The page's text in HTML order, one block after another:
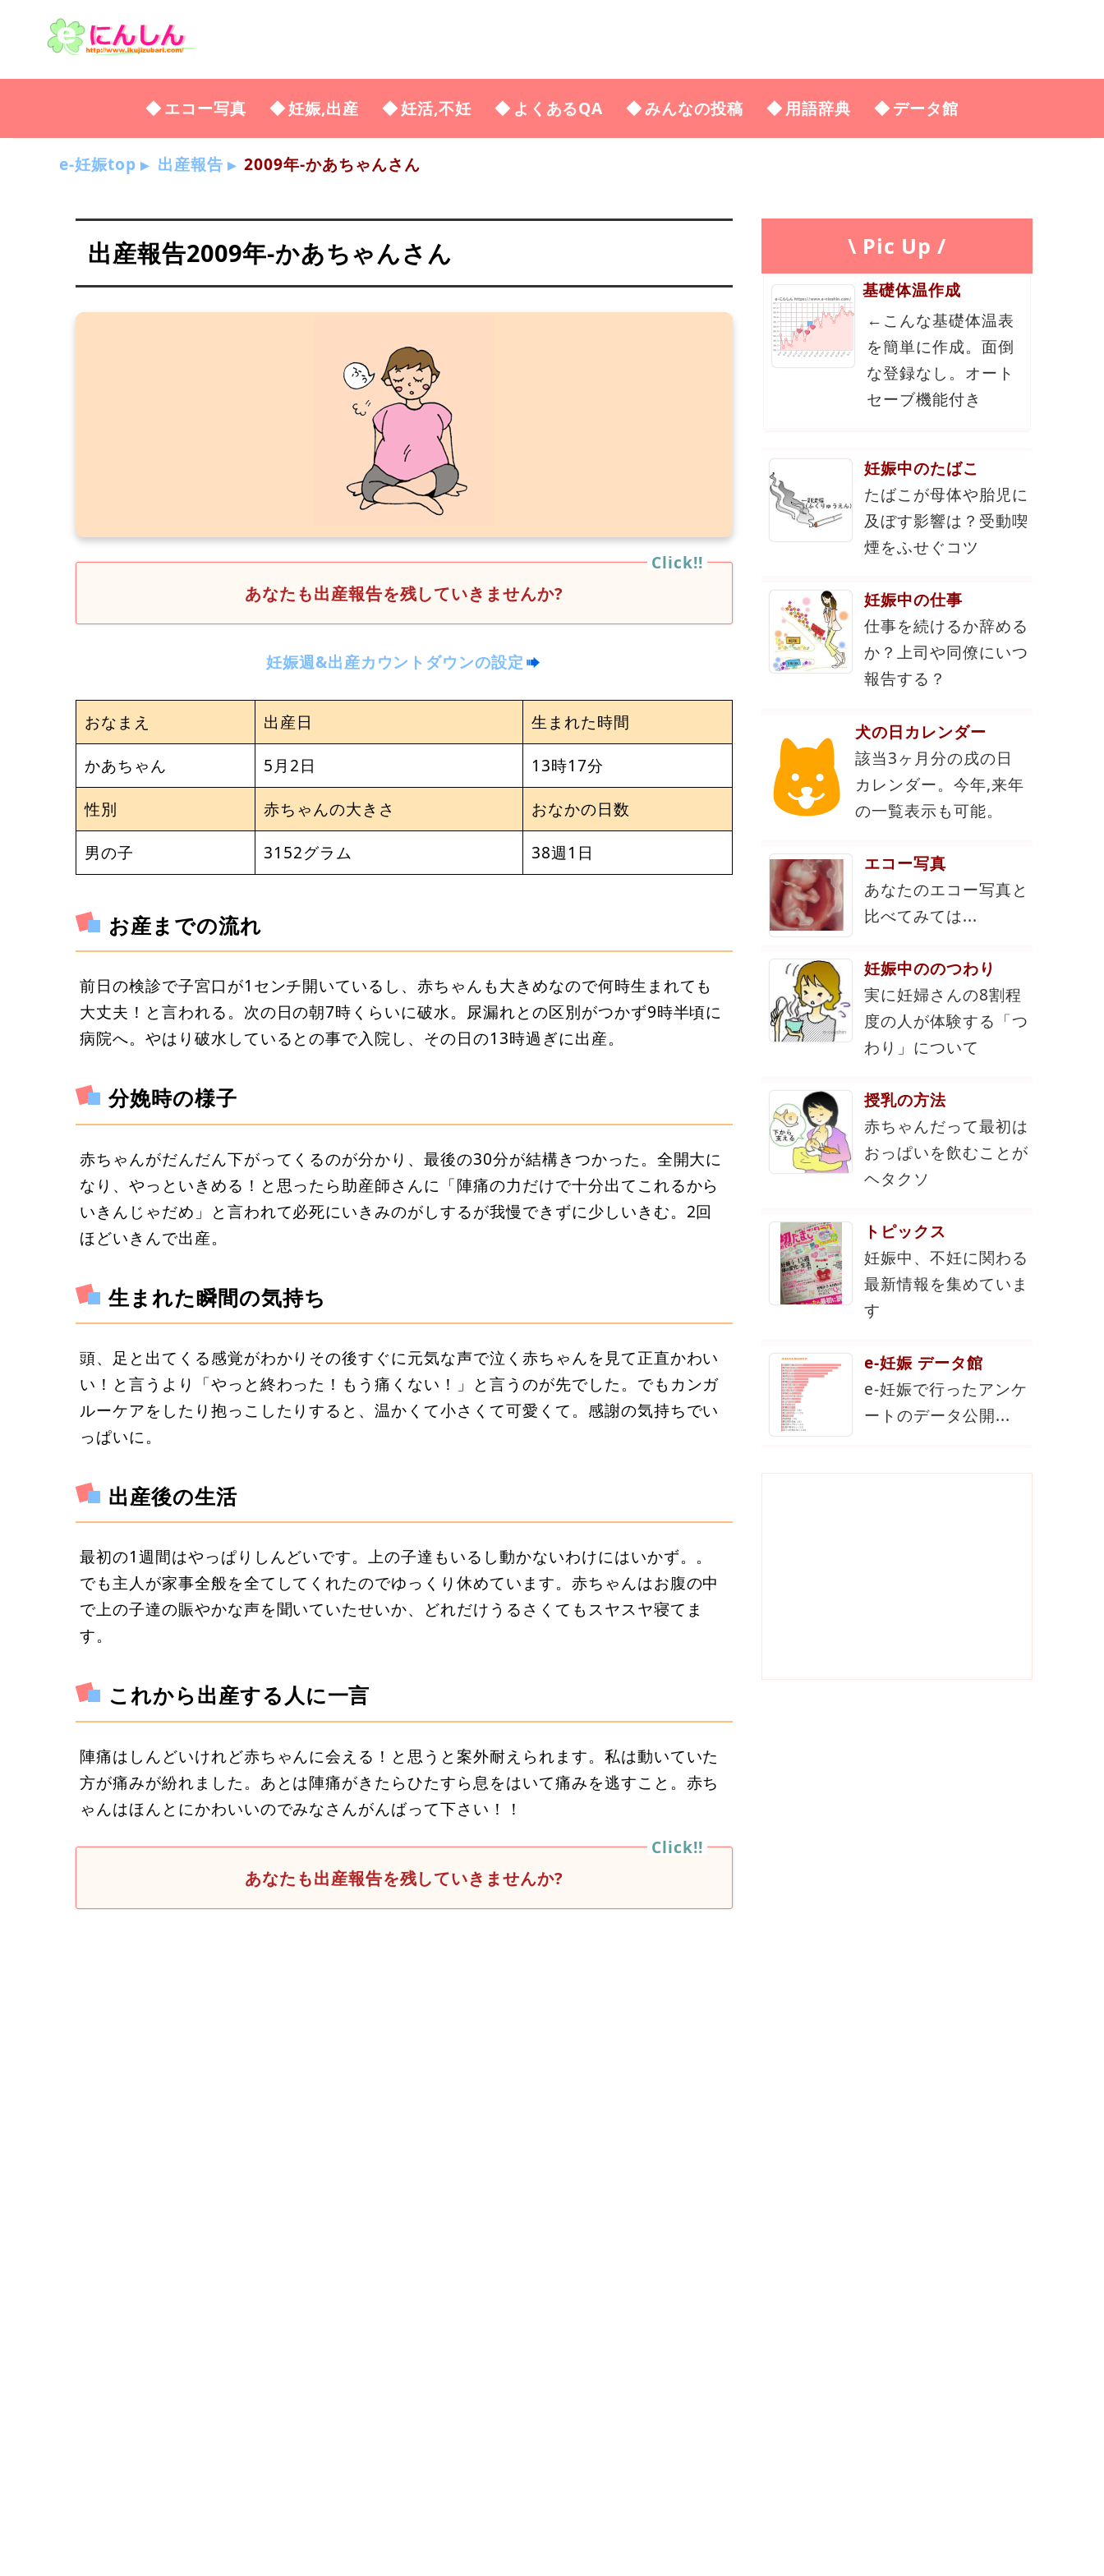
エコー写真 妊娠,出産 妊活,不妊 よくあるQA みんなの投稿 用語辞典 データ館
e-妊娠top 出産報告 2009年-かあちゃんさん
出産報告2009年-かあちゃんさん
あなたも出産報告を残していきませんか?
妊娠週&出産カウントダウンの設定
おなまえ 出産日
生まれた時間
かあちゃん
5月2日
13時17分
性別
赤ちゃんの大きさ
おなかの日数
男の子
3152グラム 38週1日
お産までの流れ
前日の検診で子宮口が1センチ開いているし、赤ちゃんも大きめなので何時生まれても
大丈夫！と言われる。次の日の朝7時くらいに破水。尿漏れとの区別がつかず9時半頃に
病院へ。やはり破水しているとの事で入院し、その日の13時過ぎに出産。
分娩時の様子
赤ちゃんがだんだん下がってくるのが分かり、最後の30分が結構きつかった。全開大に
なり、やっといきめる！と思ったら助産師さんに「陣痛の力だけで十分出てこれるから
いきんじゃだめ」と言われて必死にいきみのがしするが我慢できずに少しいきむ。2回
ほどいきんで出産。
生まれた瞬間の気持ち
頭、足と出てくる感覚がわかりその後すぐに元気な声で泣く赤ちゃんを見て正直かわい
い！と言うより「やっと終わった！もう痛くない！」と言うのが先でした。でもカンガ
ルーケアをしたり抱っこしたりすると、温かくて小さくて可愛くて。感謝の気持ちでい
っぱいに。
出産後の生活
最初の1週間はやっぱりしんどいです。上の子達もいるし動かないわけにはいかず。。
でも主人が家事全般を全てしてくれたのでゆっくり休めています。赤ちゃんはお腹の中
で上の子達の賑やかな声を聞いていたせいか、どれだけうるさくてもスヤスヤ寝てま
す。
これから出産する人に一言
陣痛はしんどいけれど赤ちゃんに会える！と思うと案外耐えられます。私は動いていた
方が痛みが紛れました。あとは陣痛がきたらひたすら息をはいて痛みを逃すこと。赤ち
ゃんはほんとにかわいいのでみなさんがんばって下さい！！
あなたも出産報告を残していきませんか?
\ Pic Up /
基礎体温作成
←こんな基礎体温表
を簡単に作成。面倒
な登録なし。オート
セーブ機能付き
妊娠中のたばこ
たばこが母体や胎児に
及ぼす影響は？受動喫
煙をふせぐコツ
妊娠中の仕事
仕事を続けるか辞める
か？上司や同僚にいつ
報告する？
犬の日カレンダー
該当3ヶ月分の戌の日
カレンダー。今年,来年
の一覧表示も可能。
エコー写真
あなたのエコー写真と
比べてみては...
妊娠中ののつわり
実に妊婦さんの8割程
度の人が体験する「つ
わり」について
授乳の方法
赤ちゃんだって最初は
おっぱいを飲むことが
ヘタクソ
トピックス
妊娠中、不妊に関わる
最新情報を集めていま
す
e-妊娠 データ館
e-妊娠で行ったアンケ
ートのデータ公開...